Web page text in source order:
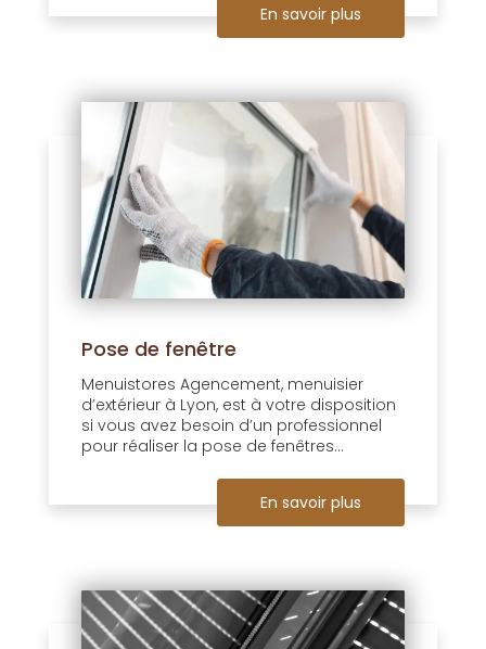
En savoir plus
Pose de fenêtre
Menuistores Agencement, menuisier
d’extérieur à Lyon, est à votre disposition
si vous avez besoin d’un professionnel
pour réaliser la pose de fenêtres...
En savoir plus